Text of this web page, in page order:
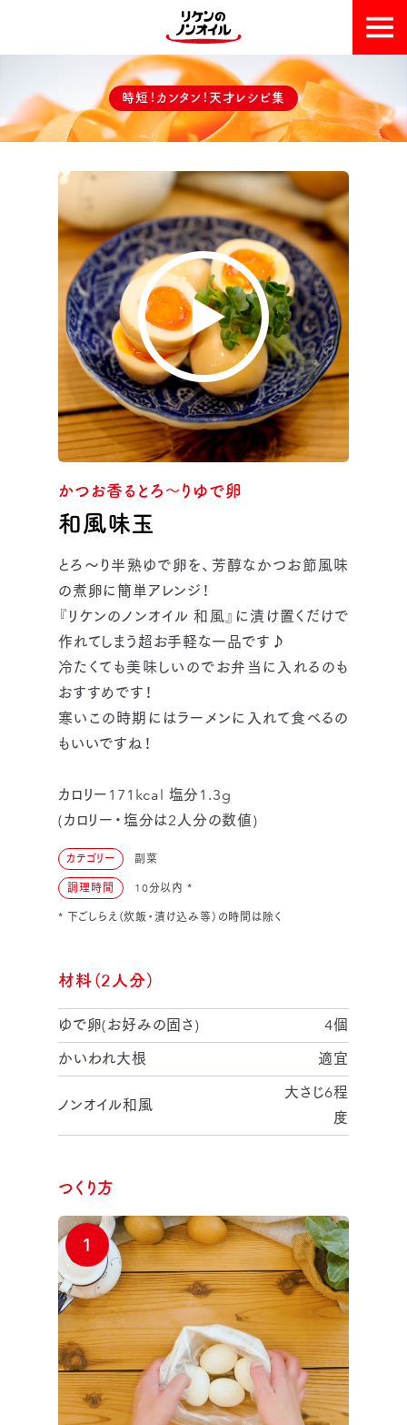
おいしい理由
天才レシピ集
時短！カンタン！天才レシピ集
かつお香るとろ～りゆで卵
和風味玉
とろ〜り半熟ゆで卵を、芳醇なかつお節風味
の煮卵に簡単アレンジ！
『リケンのノンオイル 和風』に漬け置くだけで
作れてしまう超お手軽な一品です♪
冷たくても美味しいのでお弁当に入れるのも
おすすめです！
寒いこの時期にはラーメンに入れて食べるの
もいいですね！
カロリー171kcal 塩分1.3g
(カロリー・塩分は2人分の数値)
カテゴリー 副菜
調理時間 10分以内 *
* 下ごしらえ（炊飯・漬け込み等）の時間は除く
材料（2人分）
ゆで卵(お好みの固さ)
4個
かいわれ大根
適宜
ノンオイル和風
大さじ6程
度
つくり方
1